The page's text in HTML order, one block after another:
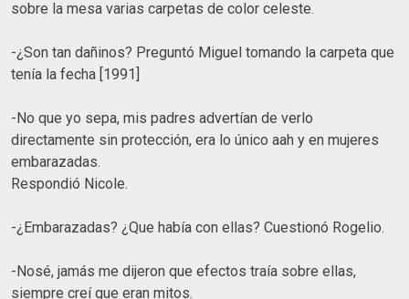
sobre la mesa varias carpetas de color celeste.
-¿Son tan dañinos? Preguntó Miguel tomando la carpeta que
tenía la fecha [1991]
-No que yo sepa, mis padres advertían de verlo
directamente sin protección, era lo único aah y en mujeres
embarazadas.
Respondió Nicole.
-¿Embarazadas? ¿Que había con ellas? Cuestionó Rogelio.
-Nosé, jamás me dijeron que efectos traía sobre ellas,
siempre creí que eran mitos.